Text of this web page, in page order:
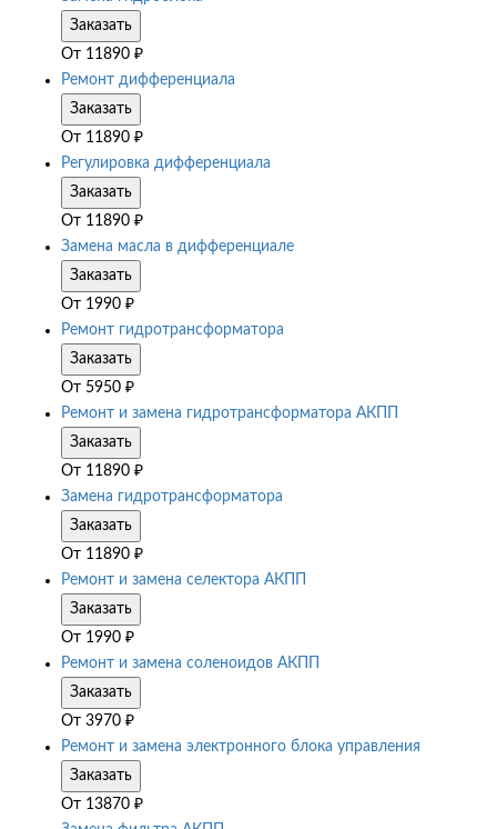
Заказать
От 11890 ₽
Ремонт дифференциала
Заказать
От 11890 ₽
Регулировка дифференциала
Заказать
От 11890 ₽
Замена масла в дифференциале
Заказать
От 1990 ₽
Ремонт гидротрансформатора
Заказать
От 5950 ₽
Ремонт и замена гидротрансформатора АКПП
Заказать
От 11890 ₽
Замена гидротрансформатора
Заказать
От 11890 ₽
Ремонт и замена селектора АКПП
Заказать
От 1990 ₽
Ремонт и замена соленоидов АКПП
Заказать
От 3970 ₽
Ремонт и замена электронного блока управления
Заказать
От 13870 ₽